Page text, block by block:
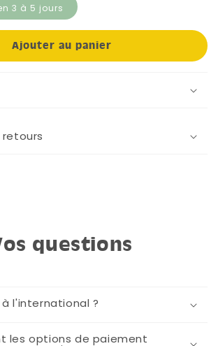
3 à 5 jours
Ajouter au panier
retours
questions
l'international ?
les options de paiement